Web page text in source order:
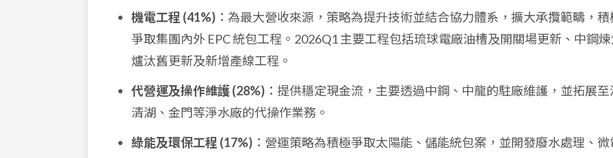
機電工程 (41%) ：為最大營收來源，策略為提升技術並結合協力體系，擴大承攬範疇，積
爭取集團內外 EPC 統包工程。2026Q1 主要工程包括琉球電廠油槽及開關場更新、中鋼
爐汰舊更新及新增產線工程。
代營運及操作維護 (28%) ：提供穩定現金流，主要透過中鋼、中龍的駐廠維護，並拓展至
清湖、金門等淨水廠的代操作業務。
綠能及環保工程 (17%) ：營運策略為積極爭取太陽能、儲能統包案，並開發廢水處理、微